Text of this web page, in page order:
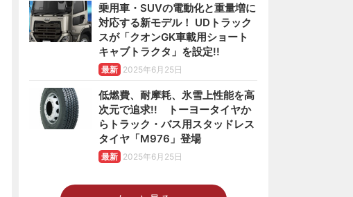
乗用車・SUVの電動化と重量増に
対応する新モデル！ UDトラック
スが「クオンGK車載用ショート
キャブトラクタ」を設定!!
最新 2025年6月25日
低燃費、耐摩耗、氷雪上性能を高
次元で追求!! トーヨータイヤか
らトラック・バス用スタッドレス
タイヤ「M976」登場
最新 2025年6月25日